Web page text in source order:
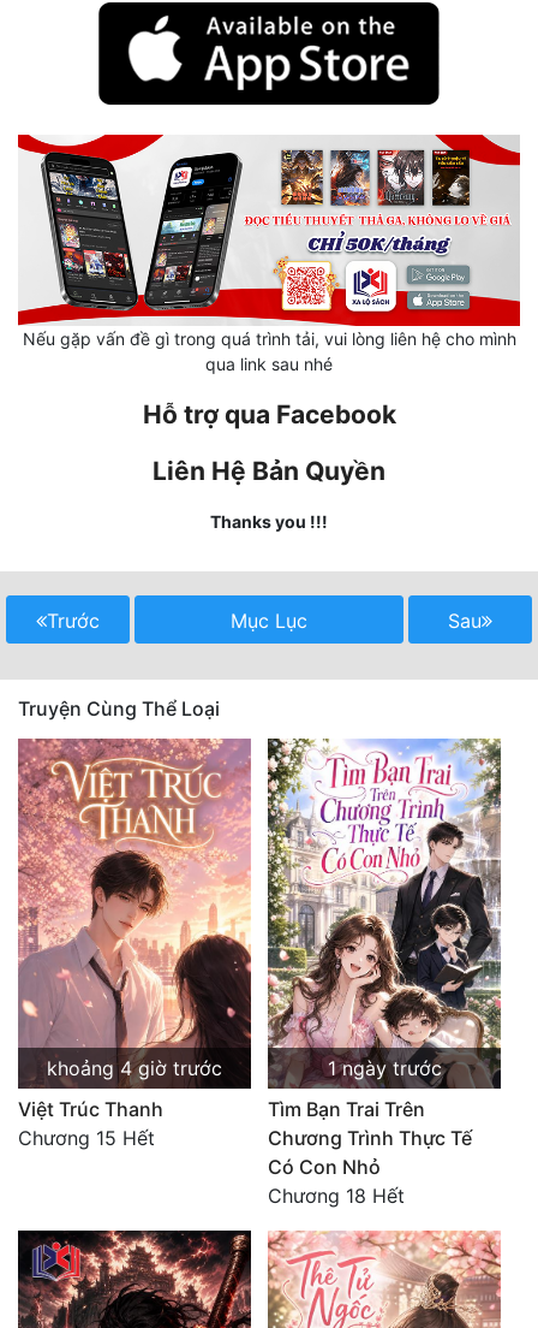
Linh Dị
Làm Giàu
Lịch Sử
Mưu Mô
Mạt Thế
Phong Thủy - Tâm Linh
Phương Tây
Quan Trường
Quân Sự
Sảng Văn
Sắc
Sủng
Thanh Xuân
Tiên Hiệp
Tiểu Thuyết
Trùng Sinh
Trọng Sinh
Nếu gặp vấn đề gì trong quá trình tải, vui lòng liên hệ cho mình
qua link sau nhé
Hỗ trợ qua Facebook
Liên Hệ Bản Quyền
Thanks you !!!
Trước Mục Lục Sau
Truyện Cùng Thể Loại
khoảng 4 giờ trước
Việt Trúc Thanh
Chương 15 Hết
1 ngày trước
Tìm Bạn Trai Trên
Chương Trình Thực Tế
Có Con Nhỏ
Chương 18 Hết